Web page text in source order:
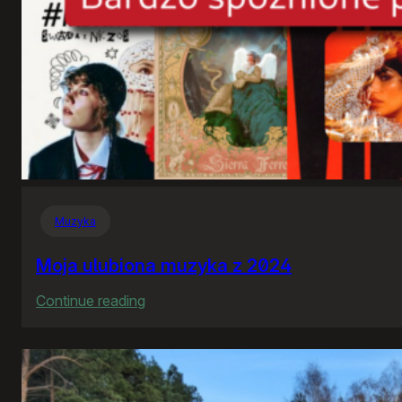
Muzyka
Moja ulubiona muzyka z 2024
Continue reading
ulubiona
muzyka
z